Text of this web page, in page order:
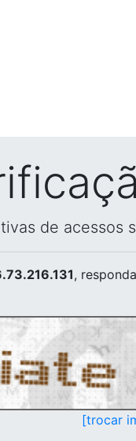
de acessos
,
[trocar